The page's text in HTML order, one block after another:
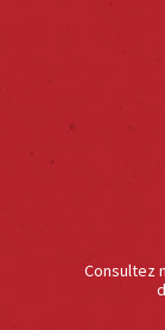
Consultez